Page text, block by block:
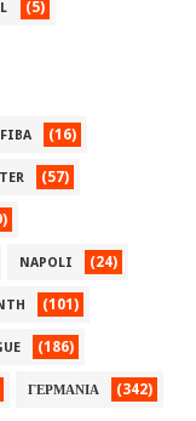
(5)
FIBA (16)
(57)
NAPOLI (24)
(101)
(186)
ΓΕΡΜΑΝΙΑ (342)